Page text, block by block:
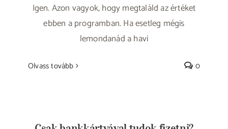
Igen. Azon vagyok, hogy megtaláld az értéket
ebben a programban. Ha esetleg mégis
lemondanád a havi
Olvass tovább 0